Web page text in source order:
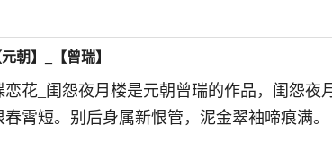
朝】_【曾瑞】
恋花_闺怨夜月楼是元朝曾瑞的作品，闺怨夜
春霄短。别后身属新恨管，泥金翠袖啼痕满